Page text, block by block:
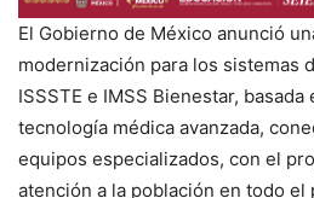
El Gobierno de México anunció
modernización para los sistemas
ISSSTE e IMSS Bienestar,
tecnología médica avanzada,
equipos especializados, con el
atención a la población en todo el